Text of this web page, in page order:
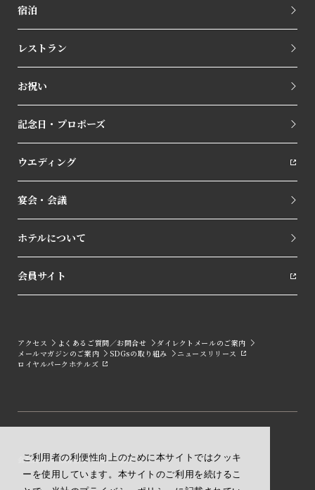
ご利用者の利便性向上のために本サイトではクッキ
ーを使用しています。本サイトのご利用を続けるこ
宿泊
レストラン
お祝い
記念日・プロポーズ
ウエディング
宴会・会議
ホテルについて
会員サイト
アクセス よくあるご質問／お問合せ
ダイレクトメールのご案内
メールマガジンのご案内
SDGsの取り組み
ニュースリリース
ロイヤルパークホテルズ
会社概要 採用情報 規約・約款